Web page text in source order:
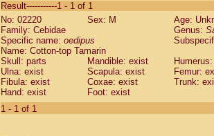
CebidaeSaguinus labiatus(0)
Cebidae Saguinus leucopus (0)
Cebidae
CebidaeSaguinus mystax
Cebidae Saguinus nigricollis (0)
Cebidae Saguinus oedipus
Cebidae Saguinus weddelli
Cebidae Saguinusspp.
Cebidae
Result-----------1 - 1 of 1
No: 02220
Sex: M
Age:
Family: Cebidae
Genus:
Specific name: oedipus
Name: Cotton-top Tamarin
Skull: parts
Mandible: exist
Ulna: exist
Scapula: exist
Femur:
Fibula: exist
Coxae: exist
Trunk:
Hand: exist
Foot: exist
1 - 1 of 1